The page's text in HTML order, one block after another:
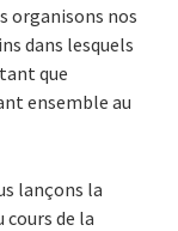
organisons nos
dans lesquels
que
ensemble au
lançons la
cours de la